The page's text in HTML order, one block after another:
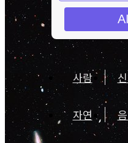
사람
자연